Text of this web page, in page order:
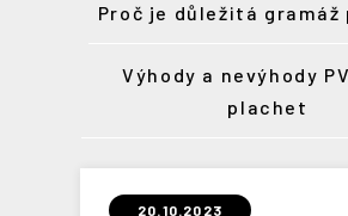
Proč je důležitá gramáž
Výhody a nevýhody
plachet
20.10.2023